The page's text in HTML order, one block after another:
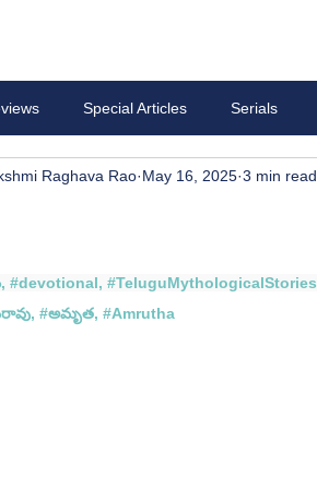
Special Articles Serials
Raghava Rao May 16, 2025 3 min read
of 5 stars.
#devotional, #TeluguMythologicalStories
#అమృత, #Amrutha